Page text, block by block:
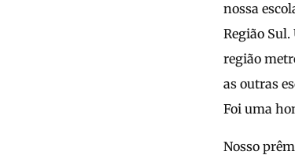
nossa
Região
região
as outras
Foi uma
Nosso